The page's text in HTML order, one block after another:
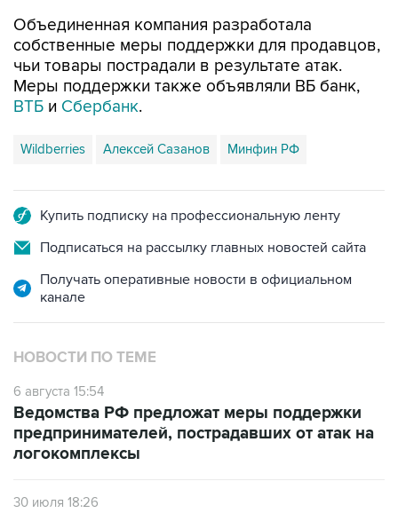
Объединенная компания разработала
собственные меры поддержки для продавцов,
чьи товары пострадали в результате атак.
Меры поддержки также объявляли ВБ банк,
ВТБ и Сбербанк.
Wildberries Алексей Сазанов Минфин РФ
Купить подписку на профессиональную ленту
Подписаться на рассылку главных новостей сайта
Получать оперативные новости в официальном
канале
НОВОСТИ ПО ТЕМЕ
6 августа 15:54
Ведомства РФ предложат меры поддержки
предпринимателей, пострадавших от атак на
логокомплексы
30 июля 18:26